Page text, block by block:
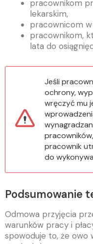
pracownikom
lekarskim,
pracownicom w
pracownikom,
lata do
Jeśli
ochrony,
wręczyć mu
pracownik
do
Podsumowanie
Odmowa przyjęcia
warunków pracy i
spowoduje to, że owo